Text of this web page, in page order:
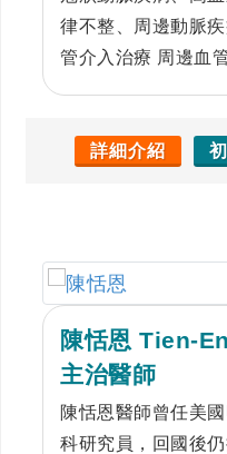
律不整、周邊動脈
管介入治療 周邊血
詳細介紹
陳恬恩 Tien-
主治醫師
陳恬恩醫師曾任美
科研究員，回國後